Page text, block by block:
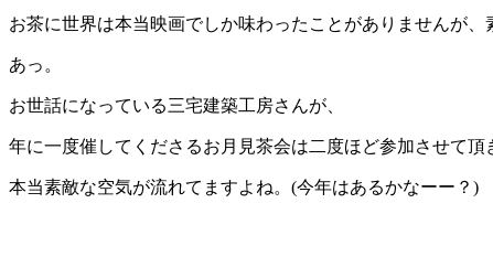
お茶に世界は本当映画でしか味わったことがありませんが、
あっ。
お世話になっている三宅建築工房さんが、
年に一度催してくださるお月見茶会は二度ほど参加させて頂
本当素敵な空気が流れてますよね。(今年はあるかなーー？)